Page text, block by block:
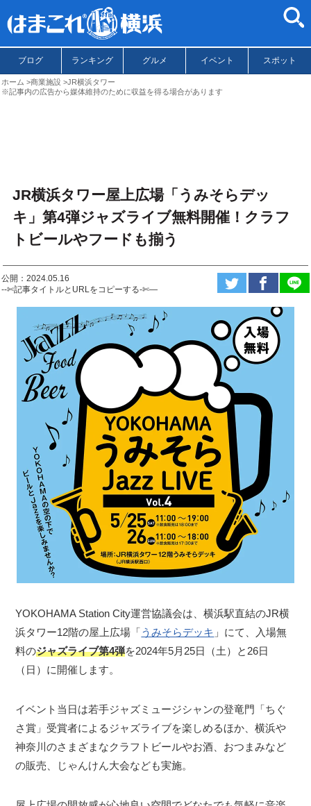
ブログ ランキング グルメ イベント スポット
ホーム 商業施設
JR横浜タワー
※記事内の広告から媒体維持のために収益を得る場合があります
JR横浜タワー屋上広場「うみそらデッ
キ」第4弾ジャズライブ無料開催！クラフ
トビールやフードも揃う
公開：2024.05.16
--✄記事タイトルとURLをコピーする-✄—
YOKOHAMA Station City運営協議会は、横浜駅直結のJR横
浜タワー12階の屋上広場「うみそらデッキ 」にて、入場無
料のジャズライブ第4弾を2024年5月25日（土）と26日
（日）に開催します。
イベント当日は若手ジャズミュージシャンの登竜門「ちぐ
さ賞」受賞者によるジャズライブを楽しめるほか、横浜や
神奈川のさまざまなクラフトビールやお酒、おつまみなど
の販売、じゃんけん大会なども実施。